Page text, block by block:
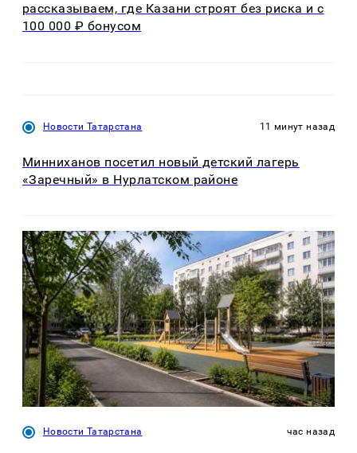
рассказываем, где Казани строят без риска и с
100 000 ₽ бонусом
Новости Татарстана 11 минут назад
Минниханов посетил новый детский лагерь
«Заречный» в Нурлатском районе
Новости Татарстана час назад